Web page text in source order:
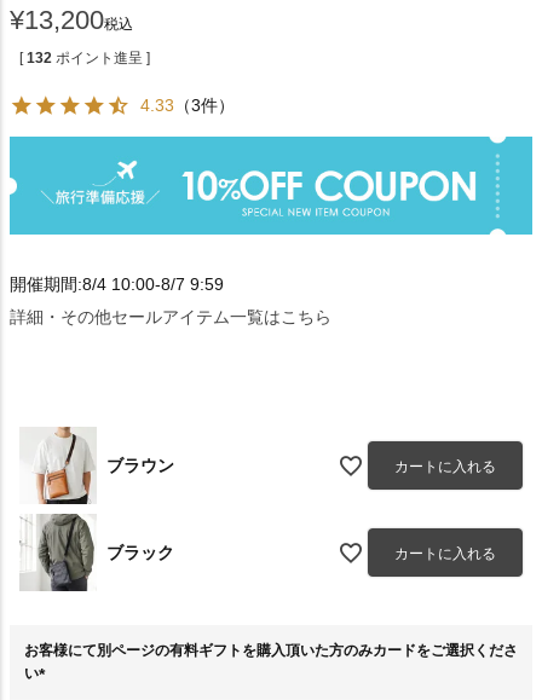
¥13,200税込
[ 132 ポイント進呈 ]
4.33 （3件）
開催期間:8/4 10:00-8/7 9:59
詳細・その他セールアイテム一覧はこちら
ブラウン カートに入れる
ブラック カートに入れる
お客様にて別ページの有料ギフトを購入頂いた方のみカードをご選択くださ
い